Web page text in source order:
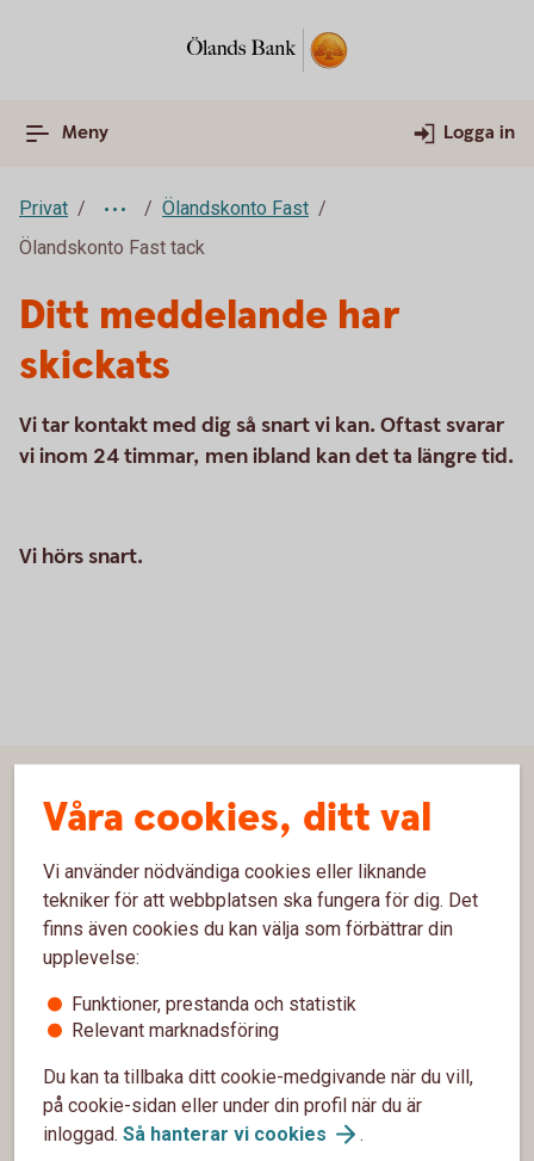
Meny Logga in
Privat
Ölandskonto Fast
Ölandskonto Fast tack
Ditt meddelande har
skickats
Vi tar kontakt med dig så snart vi kan. Oftast svarar
vi inom 24 timmar, men ibland kan det ta längre tid.
Vi hörs snart.
Våra cookies, ditt val
Vi använder nödvändiga cookies eller liknande
tekniker för att webbplatsen ska fungera för dig. Det
finns även cookies du kan välja som förbättrar din
upplevelse:
Funktioner, prestanda och statistik
Relevant marknadsföring
Du kan ta tillbaka ditt cookie-medgivande när du vill,
på cookie-sidan eller under din profil när du är
inloggad. Så hanterar vi cookies .
Sidfot
Hitta snabbt
Kontakta oss
Spärrhjälp
Kontor och öppettider
Bli kund
Om oss